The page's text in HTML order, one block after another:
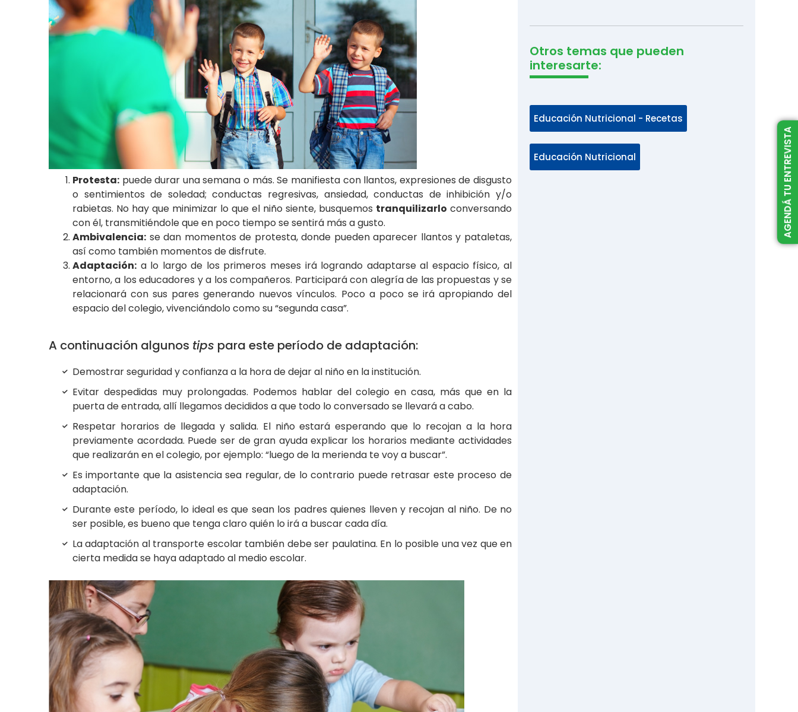
Protesta: puede durar una semana o más. Se manifiesta con llantos, expresiones de disgusto
o sentimientos de soledad; conductas regresivas, ansiedad, conductas de inhibición y/o
rabietas. No hay que minimizar lo que el niño siente, busquemos tranquilizarlo conversando
con él, transmitiéndole que en poco tiempo se sentirá más a gusto.
Ambivalencia: se dan momentos de protesta, donde pueden aparecer llantos y pataletas,
así como también momentos de disfrute.
Adaptación: a lo largo de los primeros meses irá logrando adaptarse al espacio físico, al
entorno, a los educadores y a los compañeros. Participará con alegría de las propuestas y se
relacionará con sus pares generando nuevos vínculos. Poco a poco se irá apropiando del
espacio del colegio, vivenciándolo como su “segunda casa”.
A continuación algunos tips para este período de adaptación:
Demostrar seguridad y confianza a la hora de dejar al niño en la institución.
Evitar despedidas muy prolongadas. Podemos hablar del colegio en casa, más que en la
puerta de entrada, allí llegamos decididos a que todo lo conversado se llevará a cabo.
Respetar horarios de llegada y salida. El niño estará esperando que lo recojan a la hora
previamente acordada. Puede ser de gran ayuda explicar los horarios mediante actividades
que realizarán en el colegio, por ejemplo: “luego de la merienda te voy a buscar”.
Es importante que la asistencia sea regular, de lo contrario puede retrasar este proceso de
adaptación.
Durante este período, lo ideal es que sean los padres quienes lleven y recojan al niño. De no
ser posible, es bueno que tenga claro quién lo irá a buscar cada día.
La adaptación al transporte escolar también debe ser paulatina. En lo posible una vez que en
cierta medida se haya adaptado al medio escolar.
Otros temas que pueden
interesarte:
Educación Nutricional - Recetas
Educación Nutricional AGENDÁ TU ENTREVISTA